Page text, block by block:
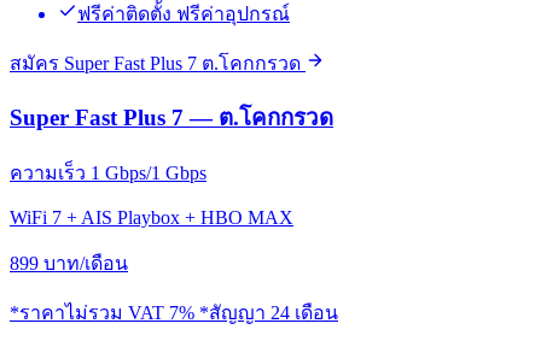
ฟรีค่าติดตั้ง ฟรีค่าอุปกรณ์
สมัคร Super Fast Plus 7 ต.โคกกรวด
Super Fast Plus 7 — ต.โคกกรวด
ความเร็ว 1 Gbps/1 Gbps
WiFi 7 + AIS Playbox + HBO MAX
899 บาท/เดือน
*ราคาไม่รวม VAT 7% *สัญญา 24 เดือน